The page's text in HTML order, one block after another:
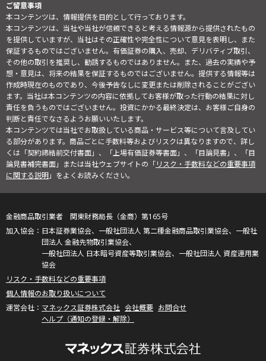
ご留意事項
本コンテンツは、情報提供を目的として行っております。
本コンテンツは、当社や当社が信頼できると考える情報源から提供されたもの
を提供していますが、当社はその正確性や完全性について意見を表明し、また
保証するものではございません。有価証券の購入、売却、デリバティブ取引、
その他の取引を推奨し、勧誘するものではありません。また、過去の実績や予
想・意見は、将来の結果を保証するものではございません。提供する情報等は
作成時現在のものであり、今後予告なしに変更または削除されることがござい
ます。当社は本コンテンツの内容に依拠してお客様が取った行動の結果に対し
責任を負うものではございません。投資にかかる最終決定は、お客様ご自身の
判断と責任でなさるようお願いいたします。
本コンテンツでは当社でお取扱している商品・サービス等について言及してい
る部分があります。商品ごとに手数料等およびリスクは異なりますので、詳し
くは「契約締結前交付書面」、「上場有価証券等書面」、「目論見書」、「目
論見書補完書面」または当社ウェブサイトの「リスク・手数料などの重要事項
に関する説明」をよくお読みください。
金融商品取引業者 関東財務局長（金商）第165号
日本証券業協会、一般社団法人 第二種金融商品取引業協会、一般社
団法人 金融先物取引業協会、
一般社団法人 日本暗号資産等取引業協会、一般社団法人 資産運用業
協会
リスク・手数料などの重要事項
個人情報のお取り扱いについて
マネックス証券株式会社 会社概要 お問合せ
ヘルプ（通知の登録・解除）